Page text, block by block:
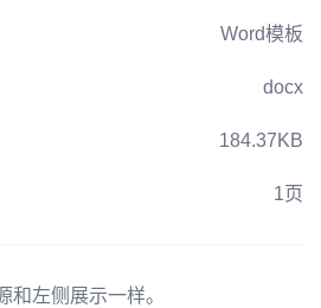
Word模板
docx
184.37KB
1页
和左侧展示一样。